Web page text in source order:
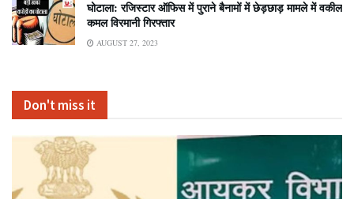
घोटाला: रजिस्टार ऑफिस में पुराने बैनामों में छेड़छाड़ मामले में वकील
कमल विरमानी गिरफ्तार
AUGUST 27, 2023
Don't miss it